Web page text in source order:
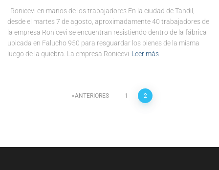
Ronicevi en manos de los trabajadores En la ciudad de Tandil,
desde el martes 7 de agosto, aproximadamente 40 trabajadores de
la empresa Ronicevi se encuentran resistiendo dentro de la fábrica
ubicada en Falucho 950 para resguardar los bienes de la misma
luego de la quiebra. La empresa Ronicevi Leer más
ANTERIORES 1 2